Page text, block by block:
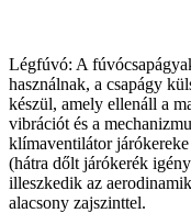
Légfúvó: A
használnak, a csapágy
készül, amely ellenáll a
vibrációt és a
klímaventilátor
(hátra dőlt járókerék
illeszkedik az
alacsony zajszinttel.